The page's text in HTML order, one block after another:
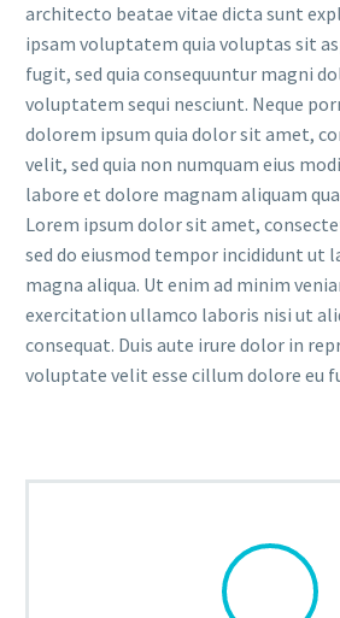
architecto beatae vitae dicta sunt
ipsam voluptatem quia voluptas sit
fugit, sed quia consequuntur magni
voluptatem sequi nesciunt. Neque
dolorem ipsum quia dolor sit amet,
velit, sed quia non numquam eius
labore et dolore magnam aliquam
Lorem ipsum dolor sit amet,
sed do eiusmod tempor incididunt ut
magna aliqua. Ut enim ad minim
exercitation ullamco laboris nisi ut
consequat. Duis aute irure dolor in
voluptate velit esse cillum dolore eu